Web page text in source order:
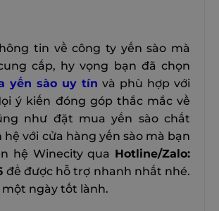
tin về công ty yến sào mà
cấp, hy vọng bạn đã chọn
yến sào uy tín và phù hợp với
ý kiến đóng góp thắc mắc về
như đặt mua yến sào chất
hệ với cửa hàng yến sào mà bạn
hệ Winecity qua Hotline/Zalo:
để được hỗ trợ nhanh nhất nhé.
một ngày tốt lành.